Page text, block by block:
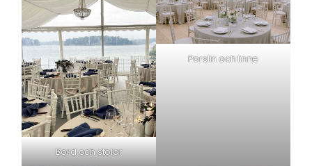
Bord och stolar
Porslin och linne